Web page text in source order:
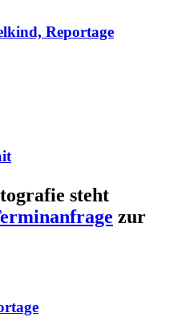
Reportage
steht
zur